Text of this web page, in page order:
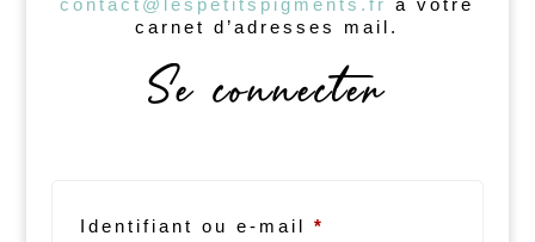
contact@lespetitspigments.fr à votre
carnet d’adresses mail.
Se connecter
Identifiant ou e-mail *